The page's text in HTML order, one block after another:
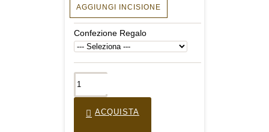
AGGIUNGI INCISIONE
Confezione Regalo
ACQUISTA